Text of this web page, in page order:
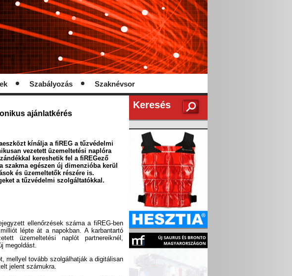
Szabályozás Szaknévsor
ajánlatkérés
kínálja a fiREG a tűzvédelmi
vezetett üzemeltetési naplóra
kereshetik fel a fiREGező
szakma egészen új dimenzióba kerül
és üzemeltetők részére is.
a tűzvédelmi szolgáltatókkal.
ellenőrzések száma a fiREG-ben
lépte át a napokban. A karbantartó
üzemeltetési naplót partnereiknél,
megoldást.
mellyel tovább szolgálhatják a digitálisan
jelent számukra.
Keresés